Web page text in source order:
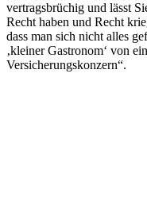
vertragsbrüchig und lässt
Recht haben und Recht
dass man sich nicht alles
‚kleiner Gastronom‘ von
Versicherungskonzern“.